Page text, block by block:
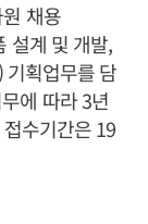
채용
설계 및 개발,
기획업무를 담
에 따라 3년
수기간은 19